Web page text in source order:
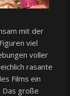
mit der
viel
voller
rasante
Films ein
Das große